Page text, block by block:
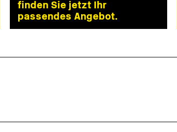
finden Sie jetzt Ihr
passendes Angebot.